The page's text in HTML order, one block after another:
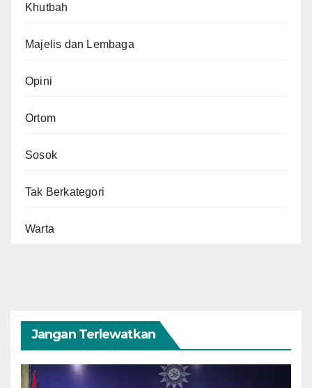
Khutbah
Majelis dan Lembaga
Opini
Ortom
Sosok
Tak Berkategori
Warta
Jangan Terlewatkan